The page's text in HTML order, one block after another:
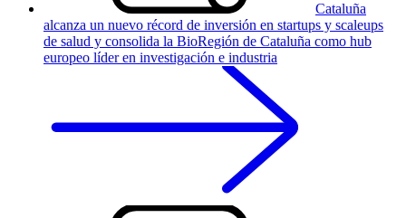
Cataluña
alcanza un nuevo récord de inversión en startups y scaleups
de salud y consolida la BioRegión de Cataluña como hub
europeo líder en investigación e industria